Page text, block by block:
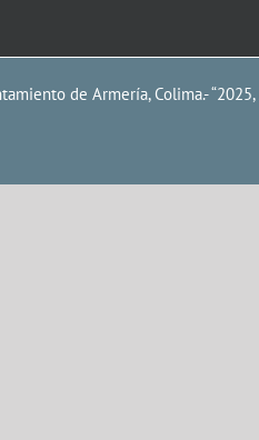
de Armería, Colima.-